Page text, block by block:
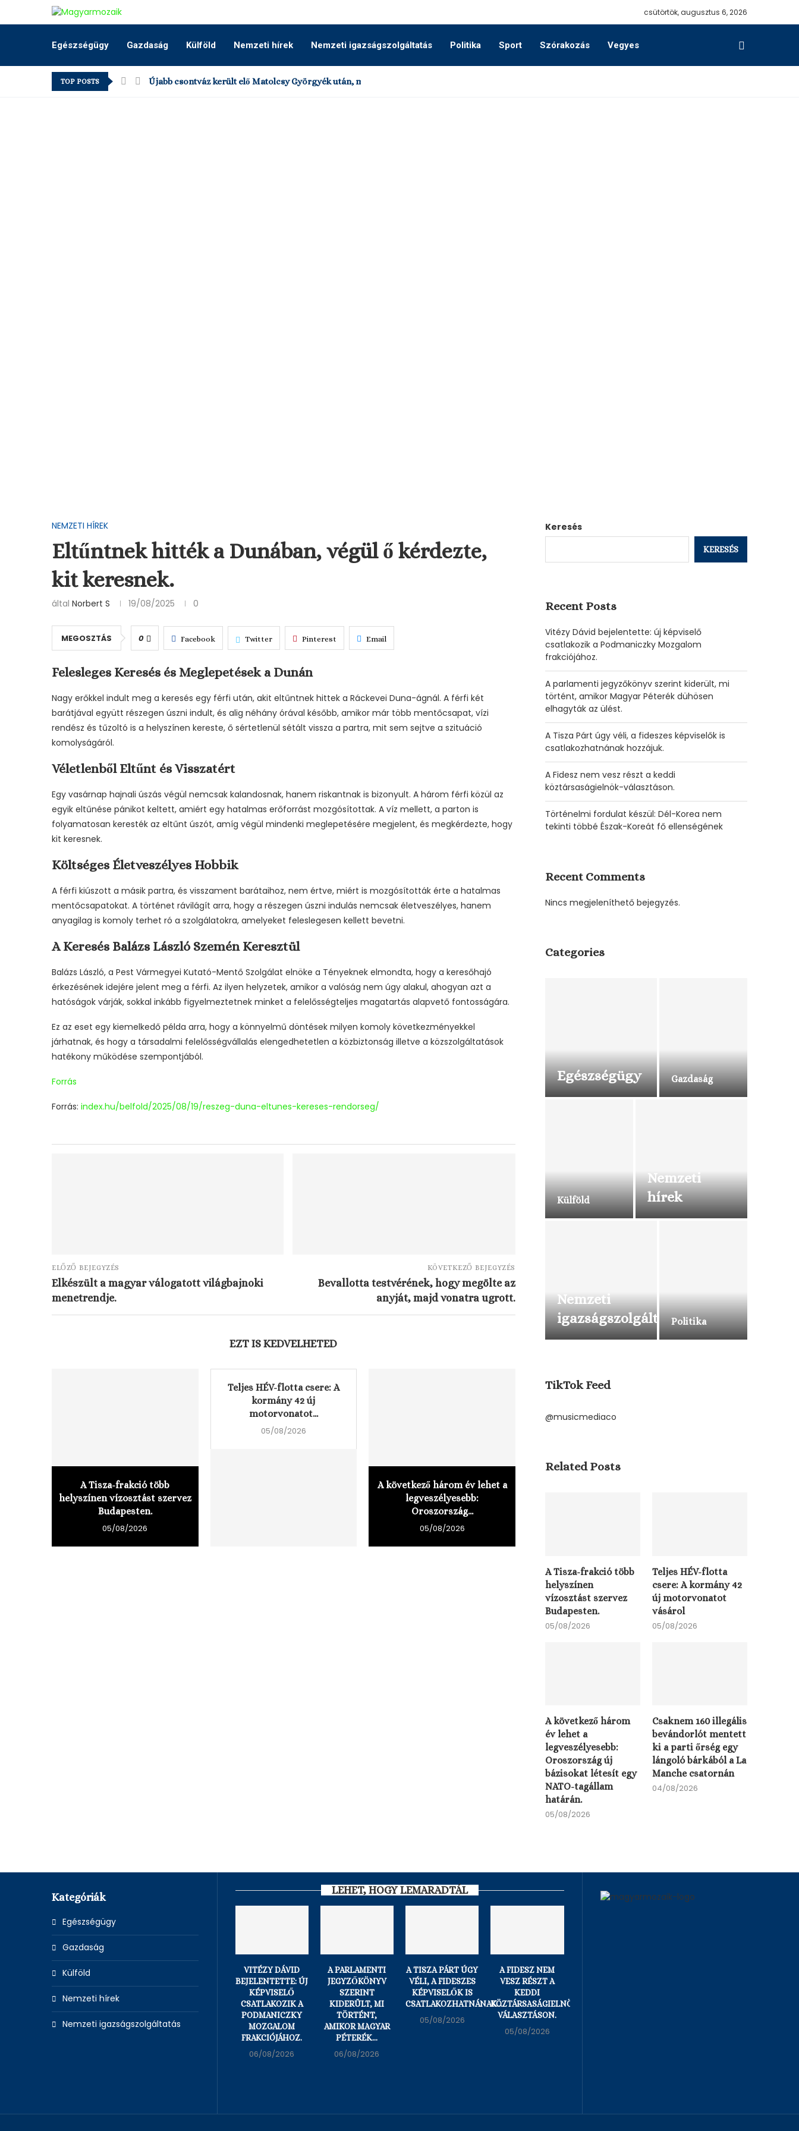
csütörtök, augusztus 6, 2026
Egészségügy Gazdaság Külföld Nemzeti hírek Nemzeti igazságszolgáltatás Politika Sport Szórakozás Vegyes
TOP POSTS Újabb csontváz került elő Matolcsy Györgyék után, most már a II. kerületben...
NEMZETI HÍREK
Eltűntnek hitték a Dunában, végül ő kérdezte,
kit keresnek.
által Norbert S 19/08/2025 0
MEGOSZTÁS 0 Facebook Twitter Pinterest Email
Felesleges Keresés és Meglepetések a Dunán
Nagy erőkkel indult meg a keresés egy férfi után, akit eltűntnek hittek a Ráckevei Duna-ágnál. A férfi két
barátjával együtt részegen úszni indult, és alig néhány órával később, amikor már több mentőcsapat, vízi
rendész és tűzoltó is a helyszínen kereste, ő sértetlenül sétált vissza a partra, mit sem sejtve a szituáció
komolyságáról.
Véletlenből Eltűnt és Visszatért
Egy vasárnap hajnali úszás végül nemcsak kalandosnak, hanem riskantnak is bizonyult. A három férfi közül az
egyik eltűnése pánikot keltett, amiért egy hatalmas erőforrást mozgósítottak. A víz mellett, a parton is
folyamatosan keresték az eltűnt úszót, amíg végül mindenki meglepetésére megjelent, és megkérdezte, hogy
kit keresnek.
Költséges Életveszélyes Hobbik
A férfi kiúszott a másik partra, és visszament barátaihoz, nem értve, miért is mozgósították érte a hatalmas
mentőcsapatokat. A történet rávilágít arra, hogy a részegen úszni indulás nemcsak életveszélyes, hanem
anyagilag is komoly terhet ró a szolgálatokra, amelyeket feleslegesen kellett bevetni.
A Keresés Balázs László Szemén Keresztül
Balázs László, a Pest Vármegyei Kutató-Mentő Szolgálat elnöke a Tényeknek elmondta, hogy a keresőhajó
érkezésének idejére jelent meg a férfi. Az ilyen helyzetek, amikor a valóság nem úgy alakul, ahogyan azt a
hatóságok várják, sokkal inkább figyelmeztetnek minket a felelősségteljes magatartás alapvető fontosságára.
Ez az eset egy kiemelkedő példa arra, hogy a könnyelmű döntések milyen komoly következményekkel
járhatnak, és hogy a társadalmi felelősségvállalás elengedhetetlen a közbiztonság illetve a közszolgáltatások
hatékony működése szempontjából.
Forrás
Forrás: index.hu/belfold/2025/08/19/reszeg-duna-eltunes-kereses-rendorseg/
ELŐZŐ BEJEGYZÉS
Elkészült a magyar válogatott világbajnoki
menetrendje.
KÖVETKEZŐ BEJEGYZÉS
Bevallotta testvérének, hogy megölte az
anyját, majd vonatra ugrott.
EZT IS KEDVELHETED
A Tisza-frakció több
helyszínen vízosztást szervez
Budapesten.
05/08/2026
Teljes HÉV-flotta csere: A
kormány 42 új
motorvonatot...
05/08/2026
A következő három év lehet a
legveszélyesebb:
Oroszország...
05/08/2026
Keresés
KERESÉS
Recent Posts
Vitézy Dávid bejelentette: új képviselő
csatlakozik a Podmaniczky Mozgalom
frakciójához.
A parlamenti jegyzőkönyv szerint kiderült, mi
történt, amikor Magyar Péterék dühösen
elhagyták az ülést.
A Tisza Párt úgy véli, a fideszes képviselők is
csatlakozhatnának hozzájuk.
A Fidesz nem vesz részt a keddi
köztársaságielnök-választáson.
Történelmi fordulat készül: Dél-Korea nem
tekinti többé Észak-Koreát fő ellenségének
Recent Comments
Nincs megjeleníthető bejegyzés.
Categories
Egészségügy Gazdaság
Külföld
Nemzeti
hírek
Nemzeti
igazságszolgáltatásPolitika
TikTok Feed
@musicmediaco
Related Posts
A Tisza-frakció több
helyszínen
vízosztást szervez
Budapesten.
05/08/2026
Teljes HÉV-flotta
csere: A kormány 42
új motorvonatot
vásárol
05/08/2026
A következő három
év lehet a
legveszélyesebb:
Oroszország új
bázisokat létesít egy
NATO-tagállam
határán.
05/08/2026
Csaknem 160 illegális
bevándorlót mentett
ki a parti őrség egy
lángoló bárkából a La
Manche csatornán
04/08/2026
Kategóriák
Egészségügy
Gazdaság
Külföld
Nemzeti hírek
Nemzeti igazságszolgáltatás
LEHET, HOGY LEMARADTÁL
VITÉZY DÁVID
BEJELENTETTE: ÚJ
KÉPVISELŐ
CSATLAKOZIK A
PODMANICZKY
MOZGALOM
FRAKCIÓJÁHOZ.
06/08/2026
A PARLAMENTI
JEGYZŐKÖNYV
SZERINT
KIDERÜLT, MI
TÖRTÉNT,
AMIKOR MAGYAR
PÉTERÉK...
06/08/2026
A TISZA PÁRT ÚGY
VÉLI, A FIDESZES
KÉPVISELŐK IS
CSATLAKOZHATNÁNAK...
05/08/2026
A FIDESZ NEM
VESZ RÉSZT A
KEDDI
KÖZTÁRSASÁGIELNÖK-
VÁLASZTÁSON.
05/08/2026